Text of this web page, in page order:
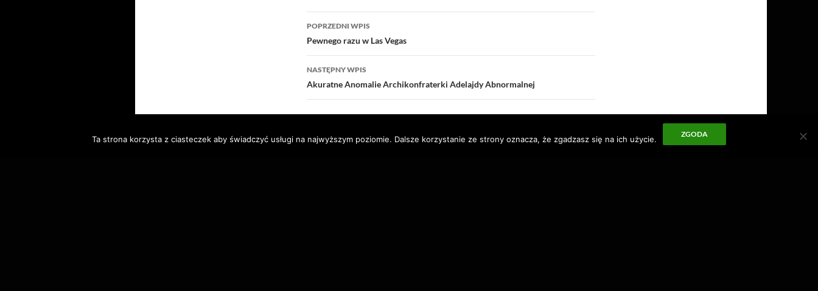
Nawigacja
wpisu
POPRZEDNI WPIS
Pewnego razu w Las Vegas
NASTĘPNY WPIS
Akuratne Anomalie Archikonfraterki Adelajdy Abnormalnej
Ta strona korzysta z ciasteczek aby świadczyć usługi na najwyższym poziomie. Dalsze korzystanie ze strony oznacza, że zgadzasz się na ich użycie.
ZGODA